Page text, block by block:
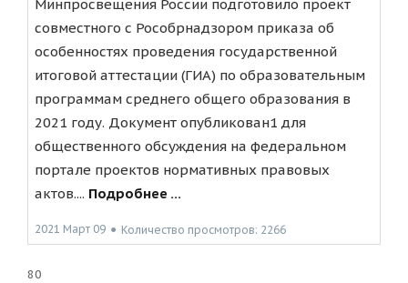
Минпросвещения России подготовило проект
совместного с Рособрнадзором приказа об
особенностях проведения государственной
итоговой аттестации (ГИА) по образовательным
программам среднего общего образования в
2021 году. Документ опубликован1 для
общественного обсуждения на федеральном
портале проектов нормативных правовых
актов.... Подробнее ...
2021 Март 09 ● Количество просмотров: 2266
80